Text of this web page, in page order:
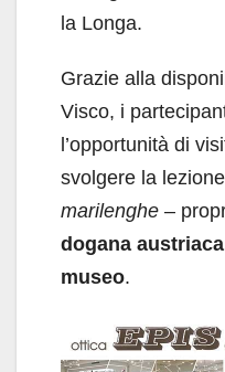
la Longa.
Grazie alla
Visco, i
l’opportunità di
svolgere la
marilenghe –
dogana austriaca
museo.